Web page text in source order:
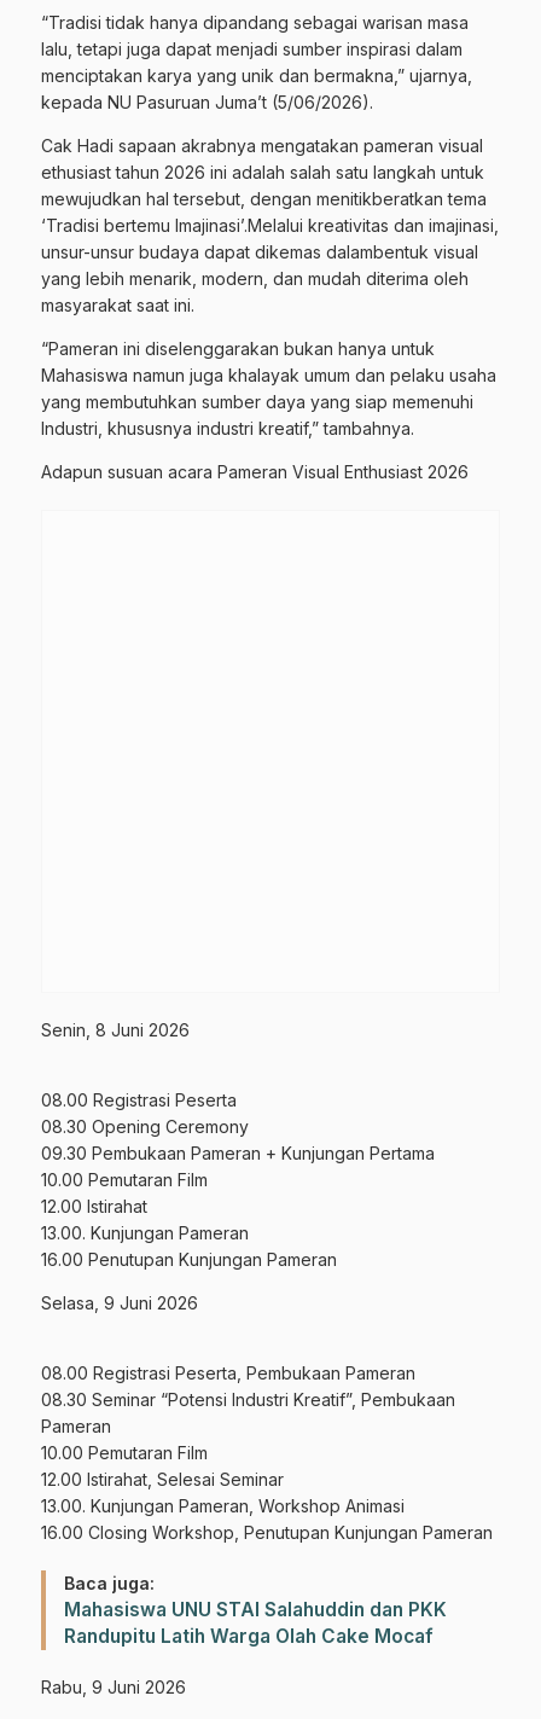
“Tradisi tidak hanya dipandang sebagai warisan masa
lalu, tetapi juga dapat menjadi sumber inspirasi dalam
menciptakan karya yang unik dan bermakna,” ujarnya,
kepada NU Pasuruan Juma’t (5/06/2026).
Cak Hadi sapaan akrabnya mengatakan pameran visual
ethusiast tahun 2026 ini adalah salah satu langkah untuk
mewujudkan hal tersebut, dengan menitikberatkan tema
‘Tradisi bertemu Imajinasi’.Melalui kreativitas dan imajinasi,
unsur-unsur budaya dapat dikemas dalambentuk visual
yang lebih menarik, modern, dan mudah diterima oleh
masyarakat saat ini.
“Pameran ini diselenggarakan bukan hanya untuk
Mahasiswa namun juga khalayak umum dan pelaku usaha
yang membutuhkan sumber daya yang siap memenuhi
Industri, khususnya industri kreatif,” tambahnya.
Adapun susuan acara Pameran Visual Enthusiast 2026
Senin, 8 Juni 2026
08.00 Registrasi Peserta
08.30 Opening Ceremony
09.30 Pembukaan Pameran + Kunjungan Pertama
10.00 Pemutaran Film
12.00 Istirahat
13.00. Kunjungan Pameran
16.00 Penutupan Kunjungan Pameran
Selasa, 9 Juni 2026
08.00 Registrasi Peserta, Pembukaan Pameran
08.30 Seminar “Potensi Industri Kreatif”, Pembukaan
Pameran
10.00 Pemutaran Film
12.00 Istirahat, Selesai Seminar
13.00. Kunjungan Pameran, Workshop Animasi
16.00 Closing Workshop, Penutupan Kunjungan Pameran
Baca juga:
Mahasiswa UNU STAI Salahuddin dan PKK
Randupitu Latih Warga Olah Cake Mocaf
Rabu, 9 Juni 2026